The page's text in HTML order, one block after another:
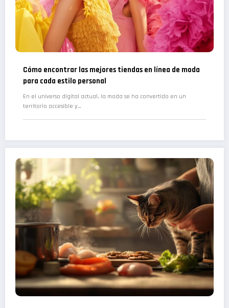
Cómo encontrar las mejores tiendas en línea de moda
para cada estilo personal
En el universo digital actual, la moda se ha convertido en un
territorio accesible y…